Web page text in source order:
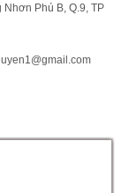
Nhơn Phú B, Q.9, TP